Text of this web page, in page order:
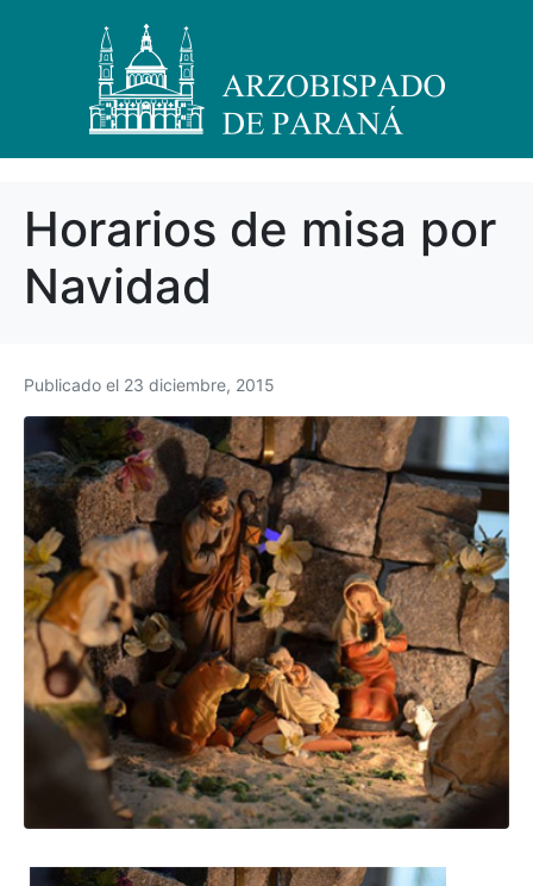
Horarios de misa por
Navidad
Publicado el 23 diciembre, 2015